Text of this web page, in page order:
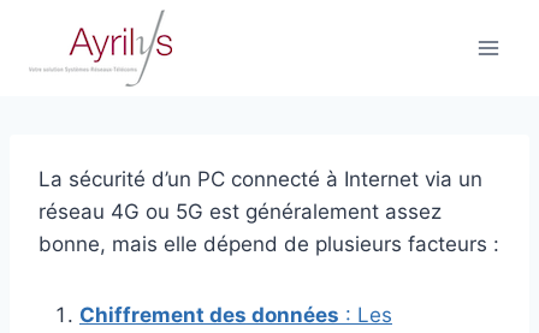
contenu
La sécurité d’un PC connecté à Internet via un
réseau 4G ou 5G est généralement assez
bonne, mais elle dépend de plusieurs facteurs :
Chiffrement des données : Les